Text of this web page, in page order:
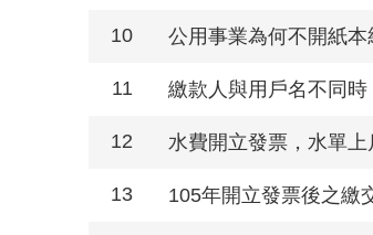
10 公用事業為何不開紙
11 繳款人與用戶名不同
12 水費開立發票，水單
13 105年開立發票後之繳